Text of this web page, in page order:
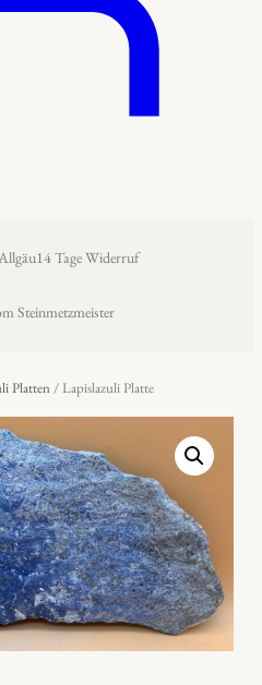
14 Tage Widerruf
Steinmetzmeister
Platten/ Lapislazuli Platte